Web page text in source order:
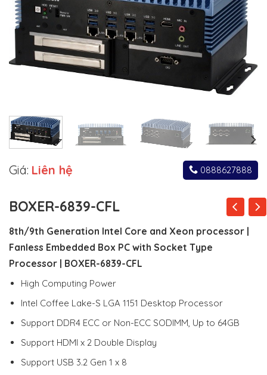
Giá: Liên hệ 0888627888
BOXER-6839-CFL
8th/9th Generation Intel Core and Xeon processor |
Fanless Embedded Box PC with Socket Type
Processor | BOXER-6839-CFL
High Computing Power
Intel Coffee Lake-S LGA 1151 Desktop Processor
Support DDR4 ECC or Non-ECC SODIMM, Up to 64GB
Support HDMI x 2 Double Display
Support USB 3.2 Gen 1 x 8